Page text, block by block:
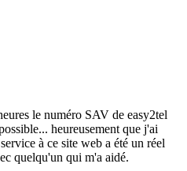
le numéro SAV de easy2tel
heureusement que j'ai
à ce site web a été un réel
quelqu'un qui m'a aidé.